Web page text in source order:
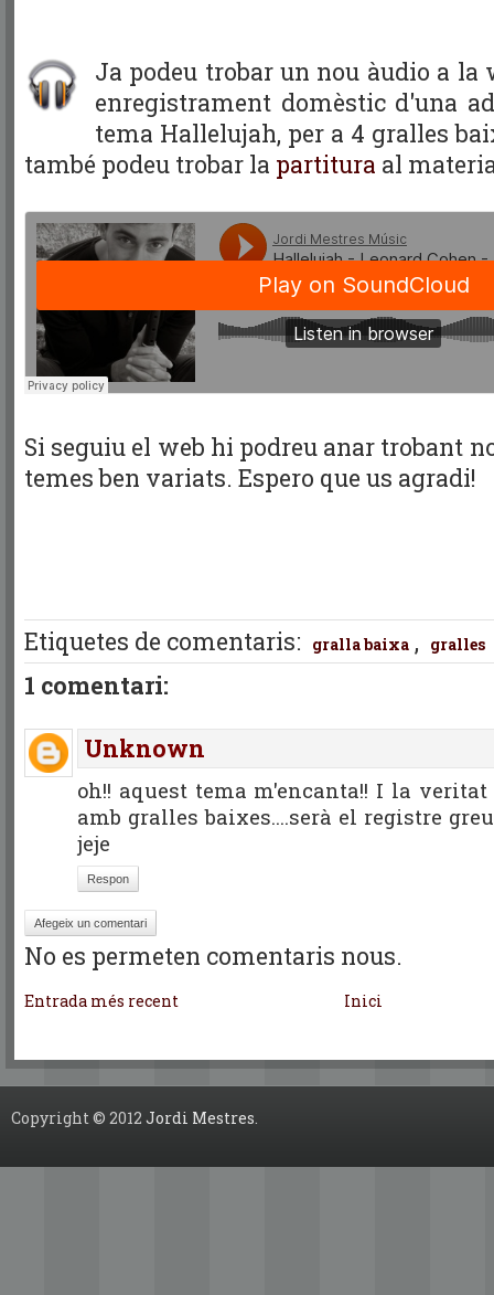
Ja podeu trobar un nou àudio a la
enregistrament domèstic d'una
tema Hallelujah, per a 4 gralles
també podeu trobar la partitura al
Si seguiu el web hi podreu anar trobant
temes ben variats. Espero que us agradi!
Etiquetes de comentaris: gralla baixa , gralles
1 comentari:
Unknown
oh!! aquest tema m'encanta!! I la
amb gralles baixes....serà el registre
jeje
Respon
Afegeix un comentari
No es permeten comentaris nous.
Entrada més recent Inici
Copyright © 2012 Jordi Mestres.